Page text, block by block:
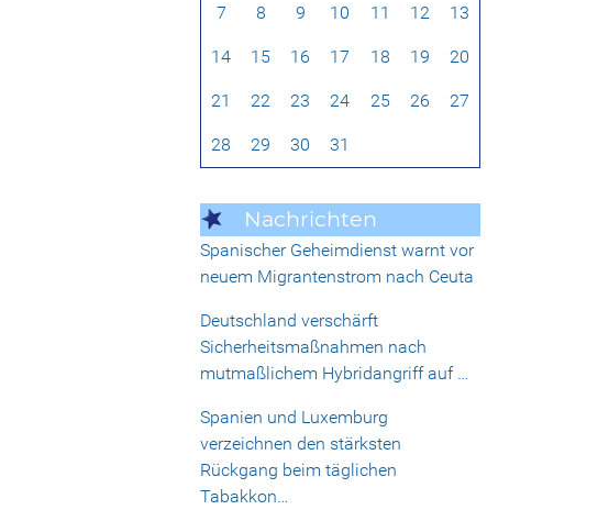
7 8 9 10 11 12 13
14 15 16 17 18 19 20
21 22 23 24 25 26 27
28 29 30 31
Nachrichten
Spanischer Geheimdienst warnt vor
neuem Migrantenstrom nach Ceuta
Deutschland verschärft
Sicherheitsmaßnahmen nach
mutmaßlichem Hybridangriff auf …
Spanien und Luxemburg
verzeichnen den stärksten
Rückgang beim täglichen
Tabakkon…